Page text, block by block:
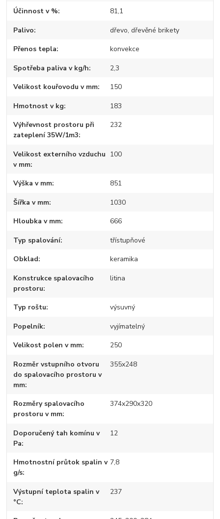
Účinnost v % 81,1
Palivo dřevo, dřevěné brikety
Přenos tepla konvekce
Spotřeba paliva v kg/h 2,3
Velikost kouřovodu v mm 150
Hmotnost v kg 183
Výhřevnost prostoru při
zateplení 35W/1m3
232
Velikost externího vzduchu
v mm
100
Výška v mm 851
Šířka v mm 1030
Hloubka v mm 666
Typ spalování třístupňové
Obklad keramika
Konstrukce spalovacího
prostoru
litina
Typ roštu výsuvný
Popelník vyjímatelný
Velikost polen v mm 250
Rozměr vstupního otvoru
do spalovacího prostoru v
mm
355x248
Rozměry spalovacího
prostoru v mm
374x290x320
Doporučený tah komínu v
Pa
12
Hmotnostní průtok spalin v
g/s
7,8
Výstupní teplota spalin v
°C
237